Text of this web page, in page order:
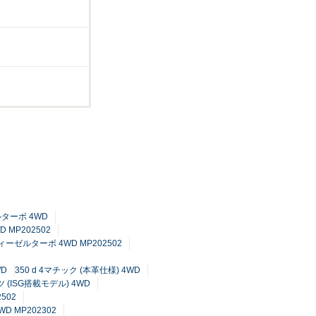
ーボ 4WD
MP202502
ーゼルターボ 4WD MP202502
350 d 4マチック (本革仕様) 4WD
(ISG搭載モデル) 4WD
MP202302